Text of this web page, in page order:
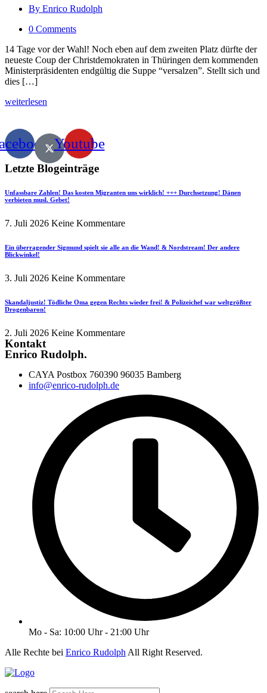
By Enrico Rudolph
0 Comments
14 Tage vor der Wahl! Noch eben auf dem zweiten Platz dürfte der
neueste Coup der Christdemokraten in Thüringen dem kommenden
Ministerpräsidenten endgültig die Suppe “versalzen”. Stellt sich und
dies […]
weiterlesen
Youtube
Letzte Blogeinträge
Unfassbare Zahlen! Das kosten Migranten uns wirklich! +++ Durchsetzung! Dänen
verbieten musl. Gebet!
7. Juli 2026 Keine Kommentare
Ein überragender Sigmund spielt sie alle an die Wand! & Nordstream! Der andere
Blickwinkel!
3. Juli 2026 Keine Kommentare
Skandaljustiz! Tödliche Oma gegen Rechts wieder frei! & Polizeichef war weltgrößter
Drogenbaron!
2. Juli 2026 Keine Kommentare
Kontakt
Enrico Rudolph.
CAYA Postbox 760390 96035 Bamberg
info@enrico-rudolph.de
Mo - Sa: 10:00 Uhr - 21:00 Uhr
Alle Rechte bei Enrico Rudolph All Right Reserved.